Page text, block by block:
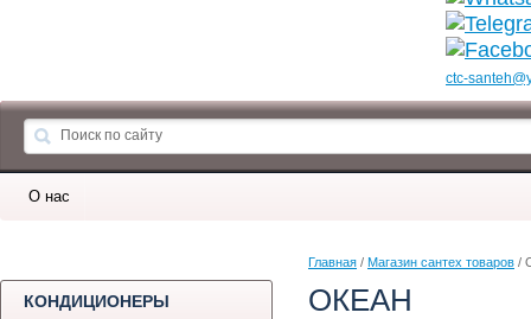
ctc-
О нас
КОНДИЦИОНЕРЫ
Главная / Магазин сантех товаров /
ОКЕАН